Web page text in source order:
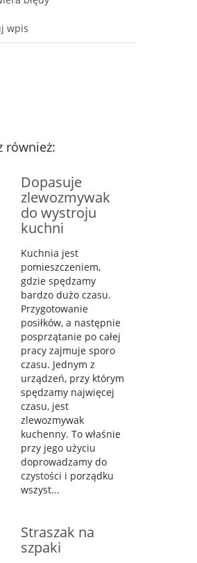
wpis
również:
Dopasuje
zlewozmywak
do wystroju
kuchni
Kuchnia jest
pomieszczeniem,
gdzie spędzamy
bardzo dużo czasu.
Przygotowanie
posiłków, a następnie
posprzątanie po całej
pracy zajmuje sporo
czasu. Jednym z
urządzeń, przy którym
spędzamy najwięcej
czasu, jest
zlewozmywak
kuchenny. To właśnie
przy jego użyciu
doprowadzamy do
czystości i porządku
wszyst...
Straszak na
szpaki